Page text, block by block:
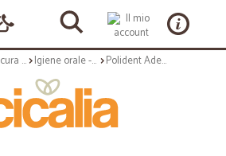
Igiene e cura personale Igiene orale - dentifricio Polident Adesivo per Protesi Dentali Effetto Cuscinetto 40 gr.